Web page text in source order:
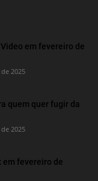
em fevereiro de
2025
quem quer fugir da
2025
fevereiro de